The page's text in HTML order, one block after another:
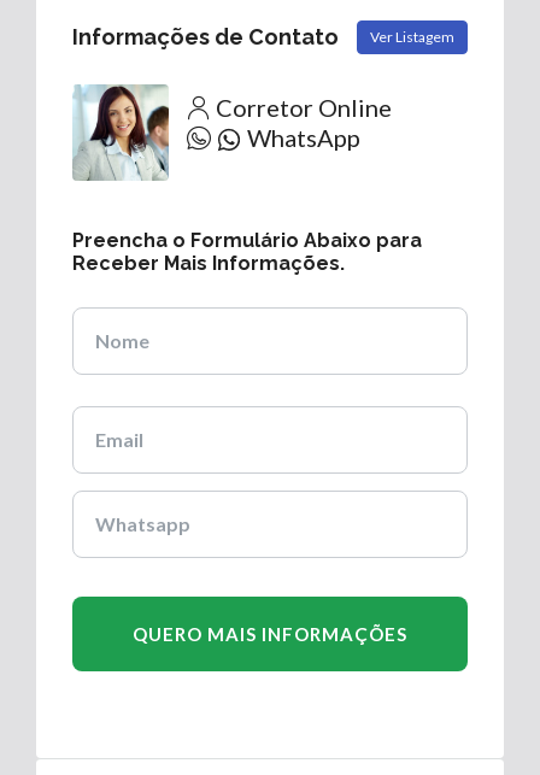
Informações de Contato Ver Listagem
Corretor Online
WhatsApp
Preencha o Formulário Abaixo para
Receber Mais Informações.
Nome